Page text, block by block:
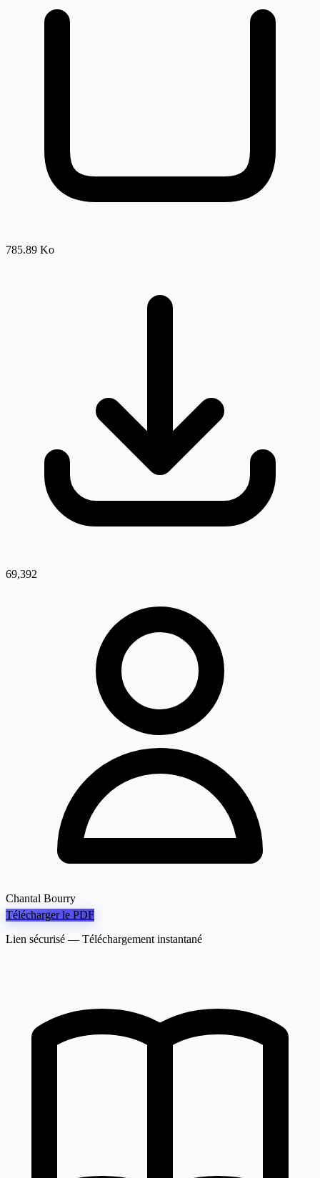
785.89 Ko
69,392
Chantal Bourry
Télécharger le PDF
Lien sécurisé — Téléchargement instantané